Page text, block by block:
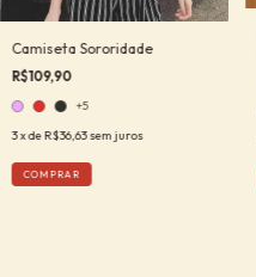
Camiseta Sororidade
R$109,90
+5
3x deR$36,63sem juros
COMPRAR